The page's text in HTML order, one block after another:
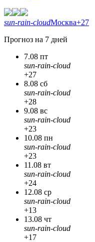
sun-rain-cloudМосква+27
Прогноз на 7 дней
7.08 пт
sun-rain-cloud
+27
8.08 сб
sun-rain-cloud
+28
9.08 вс
sun-rain-cloud
+23
10.08 пн
sun-rain-cloud
+23
11.08 вт
sun-rain-cloud
+24
12.08 ср
sun-rain-cloud
+13
13.08 чт
sun-rain-cloud
+17